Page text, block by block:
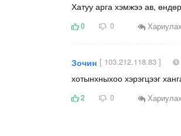
Хатуу арга хэмжээ ав,
0 0 Хариулах
Зочин [ 103.212.118.83 ]
хотынхныхоо хэрэгцээг
2 0 Хариулах